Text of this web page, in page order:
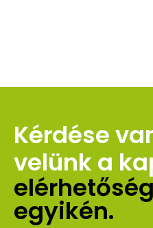
Kérdése
velünk a
egyikén.